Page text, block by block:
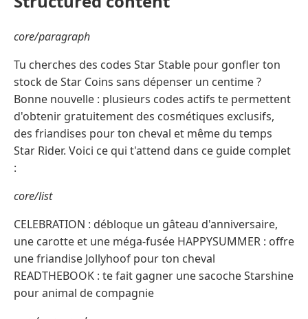
core/paragraph
Tu cherches des codes Star Stable pour gonfler ton
stock de Star Coins sans dépenser un centime ?
Bonne nouvelle : plusieurs codes actifs te permettent
d'obtenir gratuitement des cosmétiques exclusifs,
des friandises pour ton cheval et même du temps
Star Rider. Voici ce qui t'attend dans ce guide complet
:
core/list
CELEBRATION : débloque un gâteau d'anniversaire,
une carotte et une méga-fusée HAPPYSUMMER : offre
une friandise Jollyhoof pour ton cheval
READTHEBOOK : te fait gagner une sacoche Starshine
pour animal de compagnie